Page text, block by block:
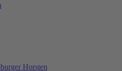
Horsten